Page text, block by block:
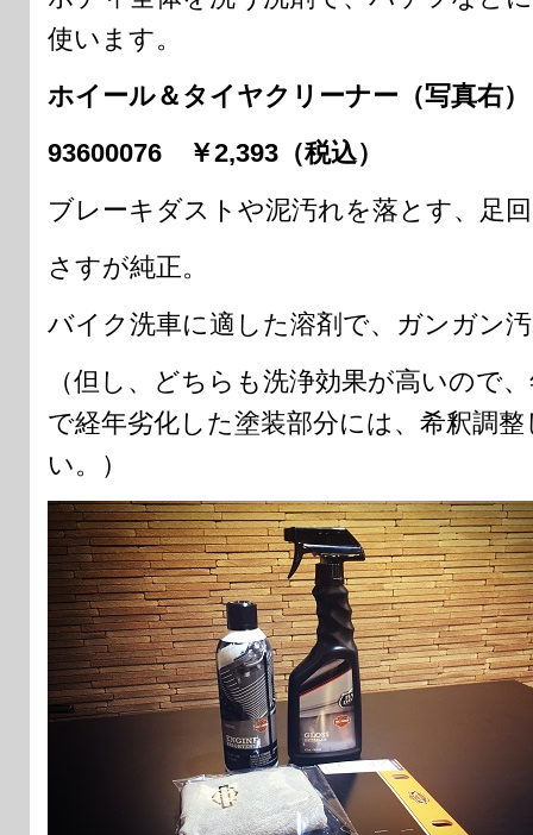
使います。
ホイール＆タイヤクリーナー（写真右）
93600076 ￥2,393（税込）
ブレーキダストや泥汚れを落とす、足
さすが純正。
バイク洗車に適した溶剤で、ガンガン
（但し、どちらも洗浄効果が高いので
で経年劣化した塗装部分には、希釈調
い。）